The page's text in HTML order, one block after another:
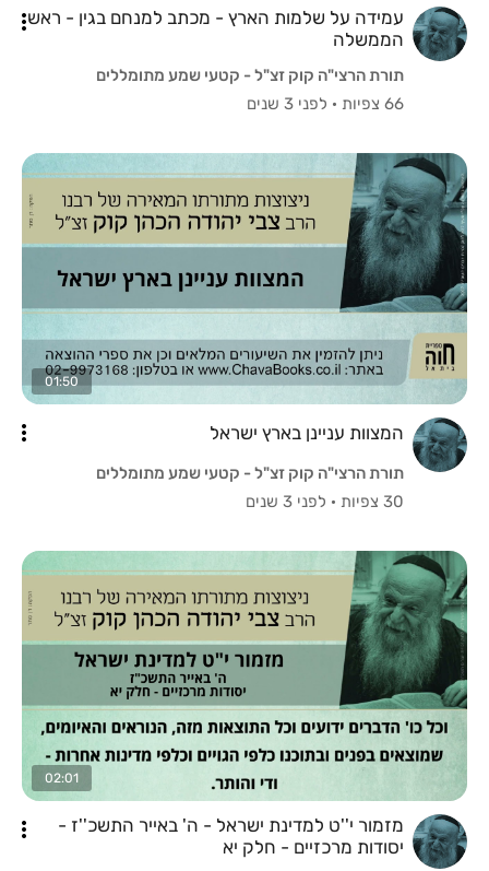
עמידה על שלמות הארץ - מכתב למנחם בגין - ראש
הממשלה
תורת הרצי"ה קוק זצ"ל - קטעי שמע מתומללים
66 צפיות
· לפני 3 שנים
01:50
המצוות עניינן בארץ ישראל
תורת הרצי"ה קוק זצ"ל - קטעי שמע מתומללים
30 צפיות
· לפני 3 שנים
02:01
מזמור י''ט למדינת ישראל - ה' באייר התשכ''ז -
יסודות מרכזיים - חלק יא